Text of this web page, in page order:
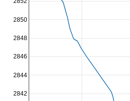
2842
2844
2846
2848
2850